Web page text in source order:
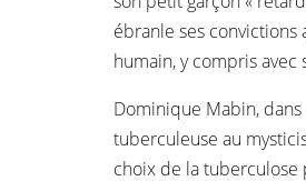
ébranle ses convictions
humain, y compris
Dominique Mabin, dans
tuberculeuse au
choix de la tuberculose